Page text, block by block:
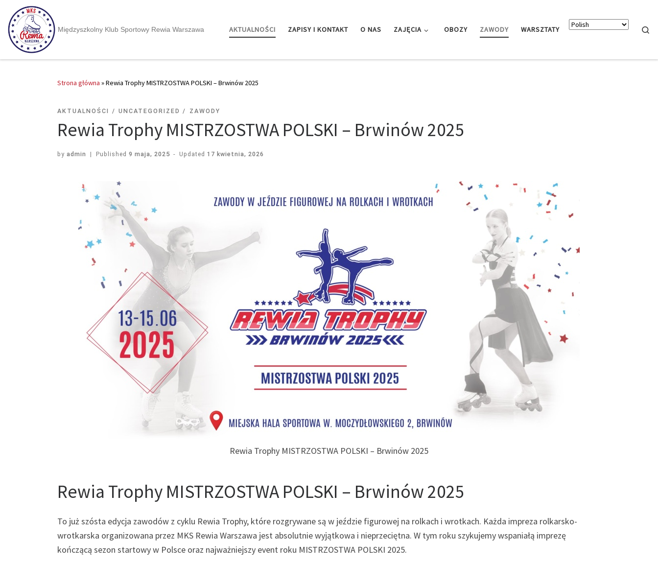
Międzyszkolny Klub Sportowy Rewia Warszawa AKTUALNOŚCI ZAPISY I KONTAKT O NAS ZAJĘCIA OBOZY ZAWODY WARSZTATY
Strona główna »Rewia Trophy MISTRZOSTWA POLSKI – Brwinów 2025
AKTUALNOŚCI UNCATEGORIZED ZAWODY
Rewia Trophy MISTRZOSTWA POLSKI – Brwinów 2025
by admin | Published 9 maja, 2025 - Updated17 kwietnia, 2026
Rewia Trophy MISTRZOSTWA POLSKI – Brwinów 2025
Rewia Trophy MISTRZOSTWA POLSKI – Brwinów 2025
To już szósta edycja zawodów z cyklu Rewia Trophy, które rozgrywane są w jeździe figurowej na rolkach i wrotkach. Każda impreza rolkarsko-
wrotkarska organizowana przez MKS Rewia Warszawa jest absolutnie wyjątkowa i nieprzeciętna. W tym roku szykujemy wspaniałą imprezę
kończącą sezon startowy w Polsce oraz najważniejszy event roku MISTRZOSTWA POLSKI 2025.